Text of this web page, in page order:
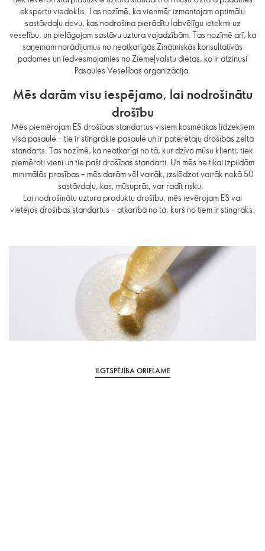
ekspertu viedoklis. Tas nozīmē, ka vienmēr izmantojam optimālu
sastāvdaļu devu, kas nodrošina pierādītu labvēlīgu ietekmi uz
veselību, un pielāgojam sastāvu uztura vajadzībām. Tas nozīmē arī, ka
saņemam norādījumus no neatkarīgās Zinātniskās konsultatīvās
padomes un iedvesmojamies no Ziemeļvalstu diētas, ko ir atzinusi
Pasaules Veselības organizācija.
Mēs darām visu iespējamo, lai nodrošinātu
drošību
Mēs piemērojam ES drošības standartus visiem kosmētikas līdzekļiem
visā pasaulē – tie ir stingrākie pasaulē un ir patērētāju drošības zelta
standarts. Tas nozīmē, ka neatkarīgi no tā, kur dzīvo mūsu klienti, tiek
piemēroti vieni un tie paši drošības standarti. Un mēs ne tikai izpildām
minimālās prasības – mēs darām vēl vairāk, izslēdzot vairāk nekā 50
sastāvdaļu, kas, mūsuprāt, var radīt risku.
Lai nodrošinātu uztura produktu drošību, mēs ievērojam ES vai
vietējos drošības standartus –atkarībā no tā, kurš no tiem ir stingrāks.
ILGTSPĒJĪBA ORIFLAME